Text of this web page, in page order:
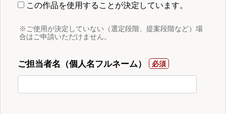
この作品を使用することが決定しています。
※ご使用が決定していない（選定段階、提案段階など）場
合はご申請いただけません。
ご担当者名（個人名フルネーム）